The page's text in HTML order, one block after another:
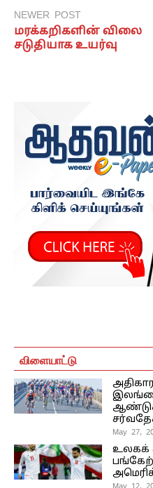
NEWER POST
மரக்கறிகளின் விலை
சடுதியாக உயர்வு
விளையாட்டு
May 27,
உலகக்
May 12,